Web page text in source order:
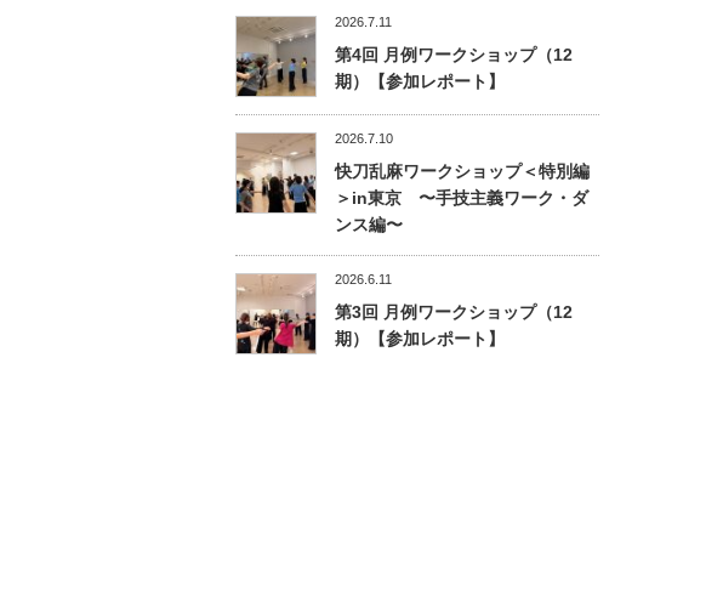
2026.7.11
第4回 月例ワークショップ（12
期）【参加レポート】
2026.7.10
快刀乱麻ワークショップ＜特別編
＞in東京 〜手技主義ワーク・ダ
ンス編〜
2026.6.11
第3回 月例ワークショップ（12
期）【参加レポート】